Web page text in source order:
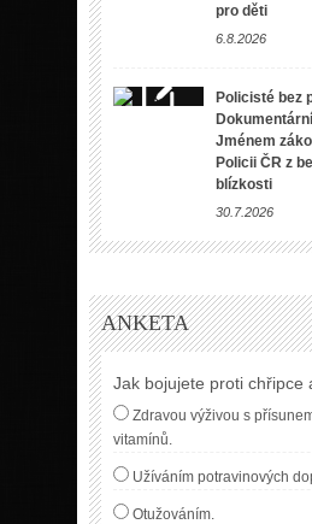
pro děti
6.8.2026
Policisté bez
Jménem
Policii ČR z
blízkosti
30.7.2026
ANKETA
Jak bojujete proti chřipce
Zdravou výživou s
vitamínů.
Užíváním potravinových
Otužováním.